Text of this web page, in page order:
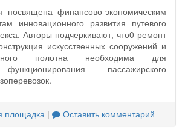
посвящена финансово-экономическим
инновационного развития путевого
Авторы подчеркивают, что0 ремонт
искусственных сооружений и
полотна необходима для
пассажирского
площадка | Оставить комментарий